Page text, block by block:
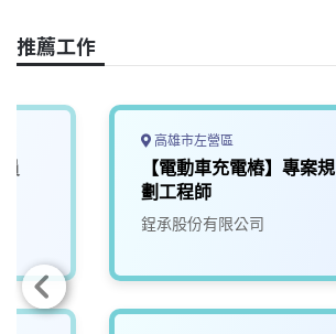
推薦工作
高雄市左營區
【電動車充電樁】專案規
劃工程師
鋥承股份有限公司